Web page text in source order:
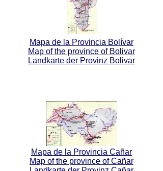
Mapa de la Provincia Bolívar
Map of the province of Bolivar
Landkarte der Provinz Bolivar
Mapa de la Provincia Cañar
Map of the province of Cañar